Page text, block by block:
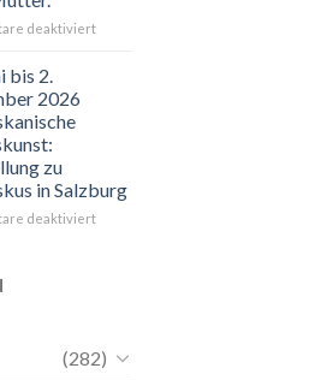
deaktiviertfür
unkompliziert.
bis 2.
2026
zu
in Salzburg
deaktiviertfür
Franziskanische
(282)